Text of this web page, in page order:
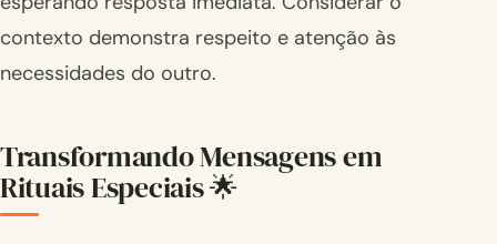
contexto demonstra respeito e atenção às
necessidades do outro.
Transformando Mensagens em
Rituais Especiais 🌟